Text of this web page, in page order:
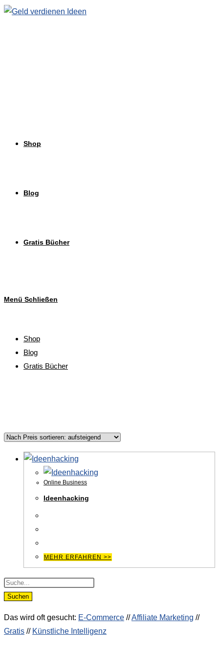
Zum
Shop
Blog
Gratis Bücher
Menü Schließen
Shop
Blog
Gratis Bücher
Online Business
Ideenhacking
MEHR ERFAHREN >>
Products
search
Suchen
Das wird oft gesucht: E-Commerce //Affiliate Marketing //
Gratis // Künstliche Intelligenz